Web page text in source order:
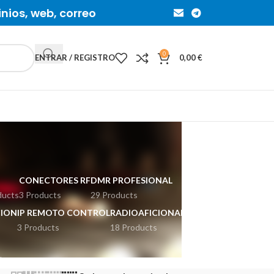
web, correo
ENTRAR / REGISTRO 0 0,00€
CONECTORES RF
3 Products
DMR PROFESIONAL
29 Products
IP REMOTO CONTROL
3 Products
RADIOAFICIONADOS
18 Products